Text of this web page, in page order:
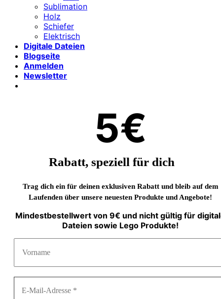
Sublimation
Holz
Schiefer
Elektrisch
Digitale Dateien
Blogseite
Anmelden
Newsletter
5€
Rabatt, speziell für dich
Trag dich ein für deinen exklusiven Rabatt und bleib auf dem
Laufenden über unsere neuesten Produkte und Angebote!
Mindestbestellwert von 9€ und nicht gültig für
Dateien sowie Lego Produkte!